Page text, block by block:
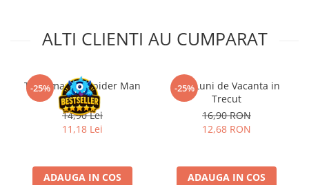
ALTI CLIENTI AU CUMPARAT
-25%
The Amazing Spider Man
#1 RO
14,90 Lei
11,18 Lei
ADAUGA IN COS
-25%
Trei Luni de Vacanta in
Trecut
16,90 RON
12,68 RON
ADAUGA IN COS